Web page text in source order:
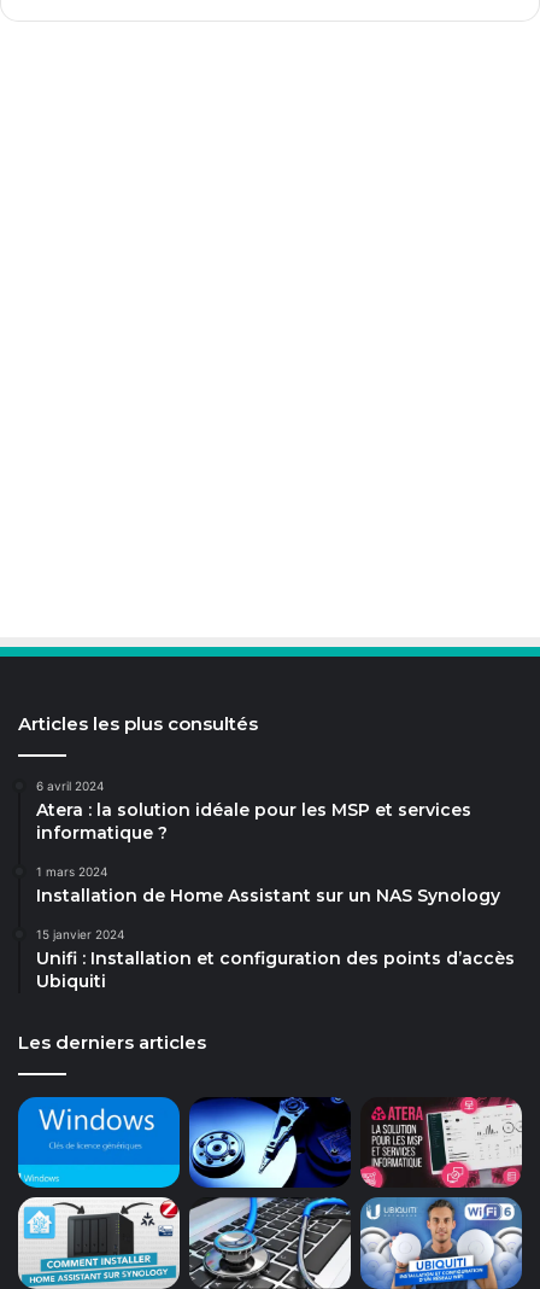
Articles les plus consultés
6 avril 2024
Atera : la solution idéale pour les MSP et services
informatique ?
1 mars 2024
Installation de Home Assistant sur un NAS Synology
15 janvier 2024
Unifi : Installation et configuration des points d’accès
Ubiquiti
Les derniers articles